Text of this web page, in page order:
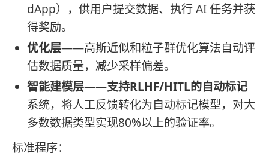
dApp），供用户提交数据、执行 AI 任务并获
得奖励。
优化层——高斯近似和粒子群优化算法自动评
估数据质量，减少采样偏差。
智能建模层——支持RLHF/HITL的自动标记
系统，将人工反馈转化为自动标记模型，对大
多数数据类型实现80%以上的验证率。
标准程序：